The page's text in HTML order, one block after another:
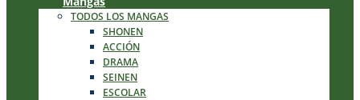
TODOS LOS MANGAS
SHONEN
ACCIÓN
DRAMA
SEINEN
ESCOLAR